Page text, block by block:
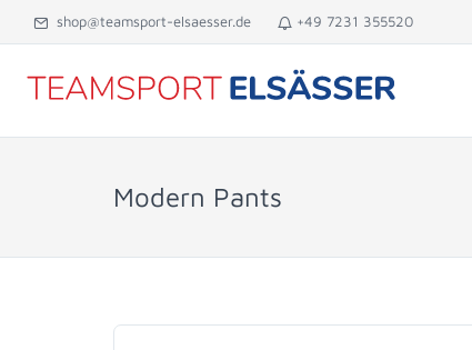
shop@teamsport-elsaesser.de +49 7231 355520
Modern Pants